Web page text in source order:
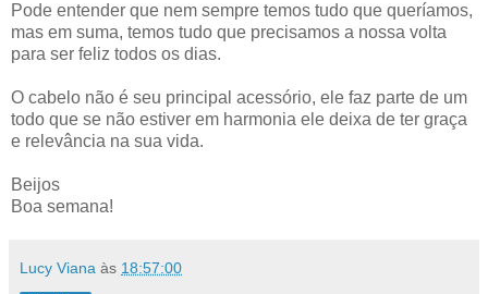
Pode entender que nem sempre temos tudo que queríamos,
mas em suma, temos tudo que precisamos a nossa volta
para ser feliz todos os dias.
O cabelo não é seu principal acessório, ele faz parte de um
todo que se não estiver em harmonia ele deixa de ter graça
e relevância na sua vida.
Beijos
Boa semana!
Lucy Viana às 18:57:00